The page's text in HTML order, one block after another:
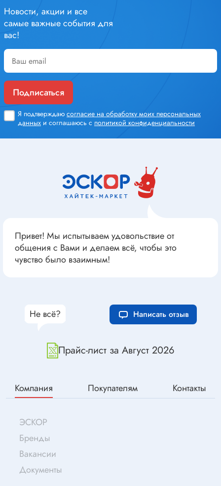
Новости, акции и все
самые важные события для
вас!
Подписаться
Я подтверждаю согласие на обработку моих персональных
данных и соглашаюсь с политикой конфиденциальности
Привет! Мы испытываем удовольствие от
общения с Вами и делаем всё, чтобы это
чувство было взаимным!
Прайс-лист за Август 2026
Не всё? Написать отзыв
Компания Покупателям Контакты
ЭСКОР
Бренды
Вакансии
Документы